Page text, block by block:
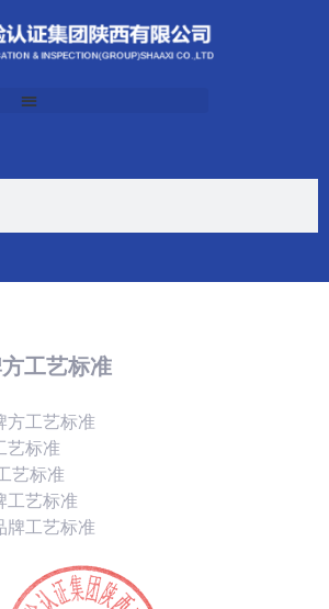
工艺标准
方工艺标准
艺标准
艺标准
工艺标准
牌工艺标准